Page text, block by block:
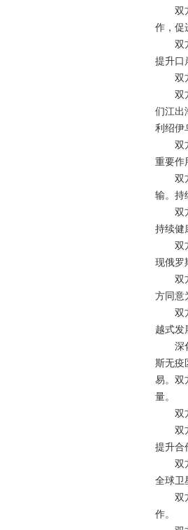
双
作，促
双
提升口
双
双
们江出
利绍伊
双
重要作
双
输。持
双
持续健
双
现俄罗
双
方同意
双
越式发
深
斯无疫
易。双
量。
双
双
提升合
双
全球卫
双
作。